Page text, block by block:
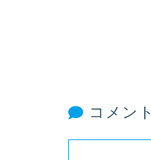
コメント